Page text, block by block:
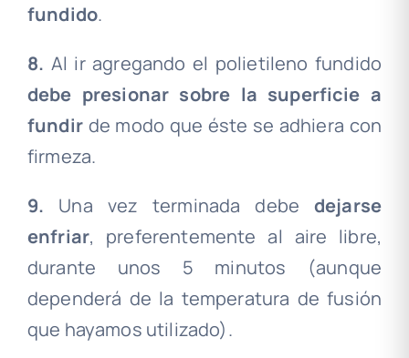
fundido.
8. Al ir agregando el polietileno fundido
debe presionar sobre la superficie a
fundirde modo que éste se adhiera con
firmeza.
9. Una vez terminada debe dejarse
enfriar, preferentemente al aire libre,
durante unos 5 minutos (aunque
dependerá de la temperatura de fusión
que hayamos utilizado).